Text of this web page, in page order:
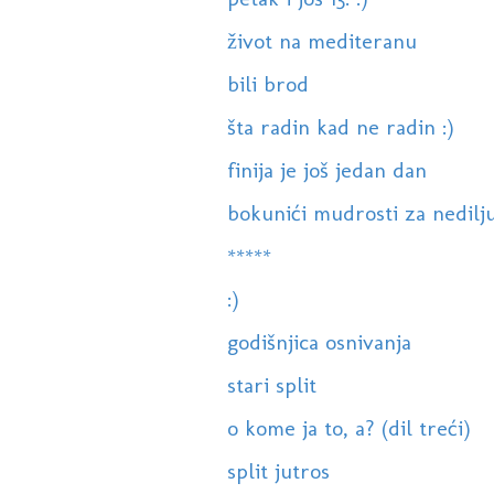
život na mediteranu
bili brod
šta radin kad ne radin :)
finija je još jedan dan
bokunići mudrosti za
*****
:)
godišnjica osnivanja
stari split
o kome ja to, a? (dil treći)
split jutros